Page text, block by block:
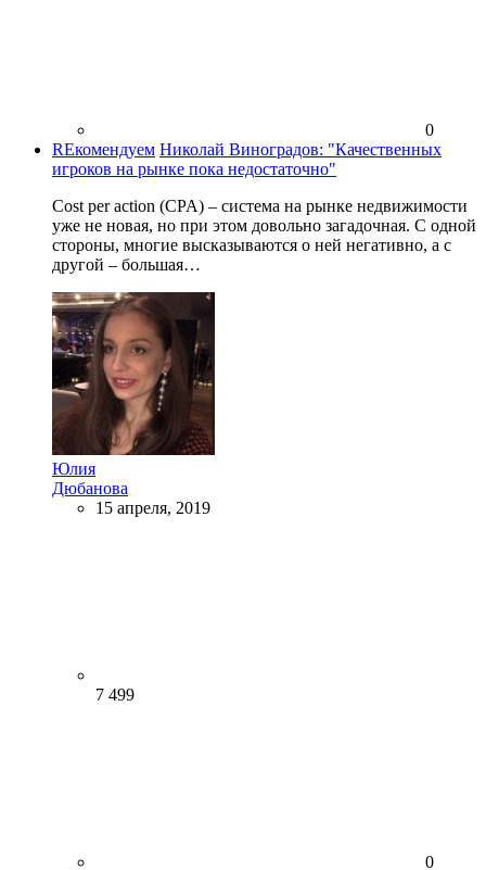
0
REкомендуем Николай Виноградов: "Качественных
игроков на рынке пока недостаточно"
Cost per action (CPA) – система на рынке недвижимости
уже не новая, но при этом довольно загадочная. С одной
стороны, многие высказываются о ней негативно, а с
другой – большая…
Юлия
Дюбанова
15 апреля, 2019
7 499
0